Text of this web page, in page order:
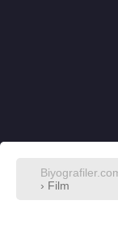
› Film